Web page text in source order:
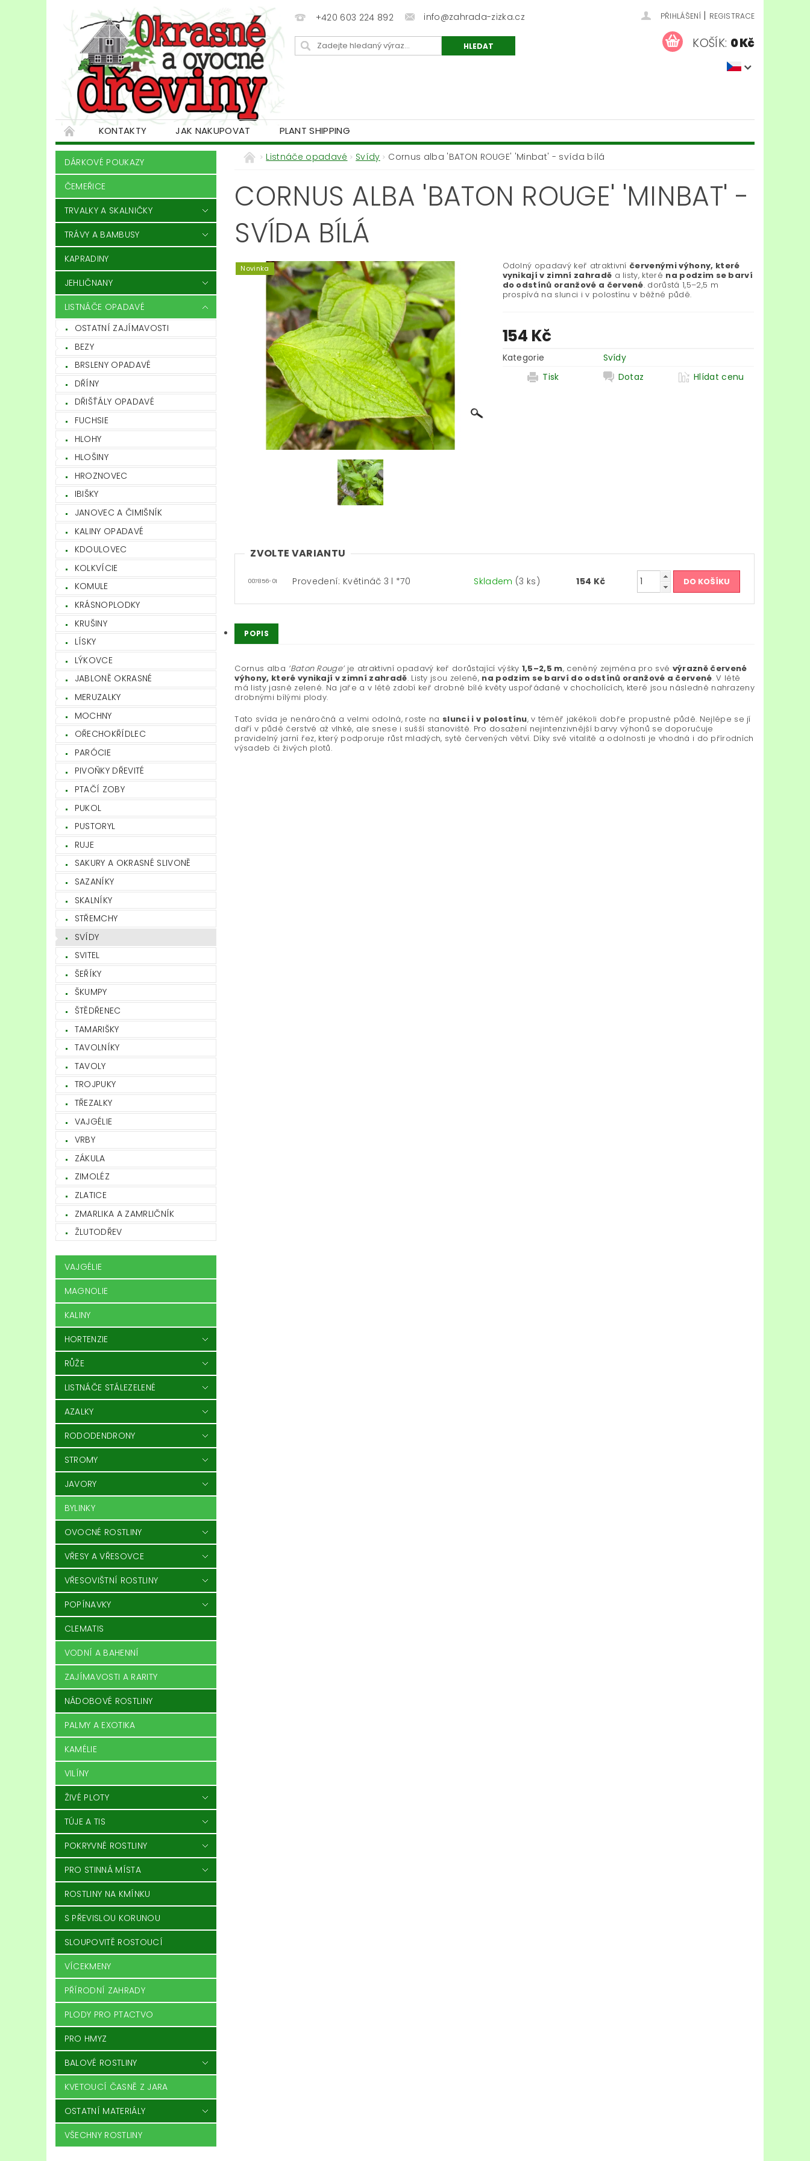
+420 603 224 892 info@zahrada-zizka.cz PŘIHLÁŠENÍ | REGISTRACE
KOŠÍK: 0 Kč
KONTAKTY JAK NAKUPOVAT PLANT SHIPPING
DÁRKOVÉ POUKAZY
ČEMEŘICE
TRVALKY A SKALNIČKY
TRÁVY A BAMBUSY
KAPRADINY
JEHLIČNANY
LISTNÁČE OPADAVÉ
OSTATNÍ ZAJÍMAVOSTI
BEZY
BRSLENY OPADAVÉ
DŘÍNY
DŘIŠŤÁLY OPADAVÉ
FUCHSIE
HLOHY
HLOŠINY
HROZNOVEC
IBIŠKY
JANOVEC A ČIMIŠNÍK
KALINY OPADAVÉ
KDOULOVEC
KOLKVÍCIE
KOMULE
KRÁSNOPLODKY
KRUŠINY
LÍSKY
LÝKOVCE
JABLONĚ OKRASNÉ
MERUZALKY
MOCHNY
OŘECHOKŘÍDLEC
PARÓCIE
PIVOŇKY DŘEVITÉ
PTAČÍ ZOBY
PUKOL
PUSTORYL
RUJE
SAKURY A OKRASNÉ SLIVONĚ
SAZANÍKY
SKALNÍKY
STŘEMCHY
SVÍDY
SVITEL
ŠEŘÍKY
ŠKUMPY
ŠTĚDŘENEC
TAMARIŠKY
TAVOLNÍKY
TAVOLY
TROJPUKY
TŘEZALKY
VAJGÉLIE
VRBY
ZÁKULA
ZIMOLÉZ
ZLATICE
ZMARLIKA A ZAMRLIČNÍK
ŽLUTODŘEV
VAJGÉLIE
MAGNOLIE
KALINY
HORTENZIE
RŮŽE
LISTNÁČE STÁLEZELENÉ
AZALKY
RODODENDRONY
STROMY
JAVORY
BYLINKY
OVOCNÉ ROSTLINY
VŘESY A VŘESOVCE
VŘESOVIŠTNÍ ROSTLINY
POPÍNAVKY
CLEMATIS
VODNÍ A BAHENNÍ
ZAJÍMAVOSTI A RARITY
NÁDOBOVÉ ROSTLINY
PALMY A EXOTIKA
KAMÉLIE
VILÍNY
ŽIVÉ PLOTY
TÚJE A TIS
POKRYVNÉ ROSTLINY
PRO STINNÁ MÍSTA
ROSTLINY NA KMÍNKU
S PŘEVISLOU KORUNOU
SLOUPOVITĚ ROSTOUCÍ
VÍCEKMENY
PŘÍRODNÍ ZAHRADY
PLODY PRO PTACTVO
PRO HMYZ
BALOVÉ ROSTLINY
KVETOUCÍ ČASNĚ Z JARA
OSTATNÍ MATERIÁLY
VŠECHNY ROSTLINY
Listnáče opadavé Svídy Cornus alba 'BATON ROUGE' 'Minbat' - svída bílá
CORNUS ALBA 'BATON ROUGE' 'MINBAT' -
SVÍDA BÍLÁ
Novinka Odolný opadavý keř atraktivní červenými výhony, které
vynikají v zimní zahradě a listy, které na podzim se barví
do odstínů oranžové a červené. dorůstá 1,5–2,5 m
prospívá na slunci i v polostínu v běžné půdě.
154 Kč
Kategorie
Svídy
Tisk
Dotaz Hlídat cenu
ZVOLTE VARIANTU
007856-01 Provedení: Květináč 3 l *70 Skladem (3 ks) 154 Kč
POPIS
Cornus alba ‘Baton Rouge’je atraktivní opadavý keř dorůstající výšky 1,5–2,5 m, ceněný zejména pro své výrazně červené
výhony, které vynikají v zimní zahradě. Listy jsou zelené, na podzim se barví do odstínů oranžové a červené. V létě
má listy jasně zelené. Na jaře a v létě zdobí keř drobné bílé květy uspořádané v chocholících, které jsou následně nahrazeny
drobnými bílými plody.
Tato svída je nenáročná a velmi odolná, roste na slunci i v polostínu, v téměř jakékoli dobře propustné půdě. Nejlépe se jí
daří v půdě čerstvé až vlhké, ale snese i sušší stanoviště. Pro dosažení nejintenzivnější barvy výhonů se doporučuje
pravidelný jarní řez, který podporuje růst mladých, sytě červených větví. Díky své vitalitě a odolnosti je vhodná i do přírodních
výsadeb či živých plotů.